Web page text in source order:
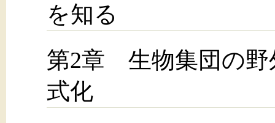
を知る
第2章 生物集団の野
式化